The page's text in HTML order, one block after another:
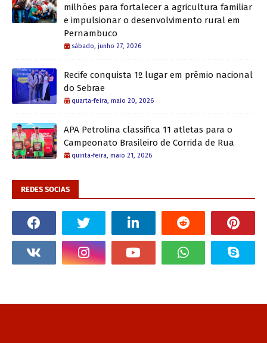
milhões para fortalecer a agricultura familiar
e impulsionar o desenvolvimento rural em
Pernambuco
sábado, junho 27, 2026
Recife conquista 1º lugar em prêmio nacional
do Sebrae
quarta-feira, maio 20, 2026
APA Petrolina classifica 11 atletas para o
Campeonato Brasileiro de Corrida de Rua
quinta-feira, maio 21, 2026
REDES SOCIAS